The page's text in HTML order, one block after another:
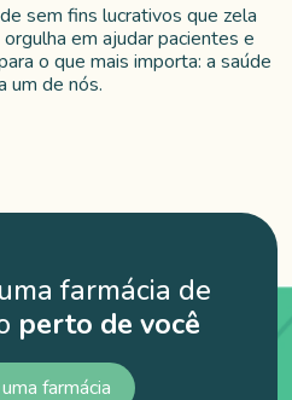
sem fins lucrativos que zela
orgulha em ajudar pacientes e
o que mais importa: a saúde
um de nós.
farmácia de
perto de você
farmácia